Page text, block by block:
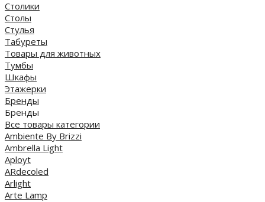
Столики
Столы
Стулья
Табуреты
Товары для животных
Тумбы
Шкафы
Этажерки
Бренды
Бренды
Все товары категории
Ambiente By Brizzi
Ambrella Light
Aployt
ARdecoled
Arlight
Arte Lamp